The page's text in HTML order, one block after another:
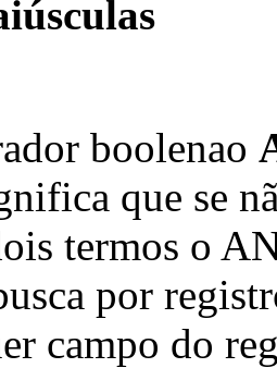
boolenao
que se
termos o
por
campo do